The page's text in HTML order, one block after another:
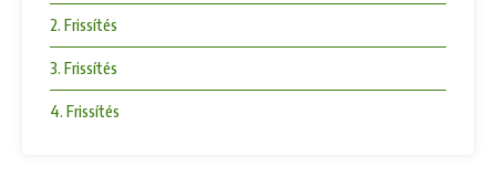
2. Frissítés
3. Frissítés
4. Frissítés